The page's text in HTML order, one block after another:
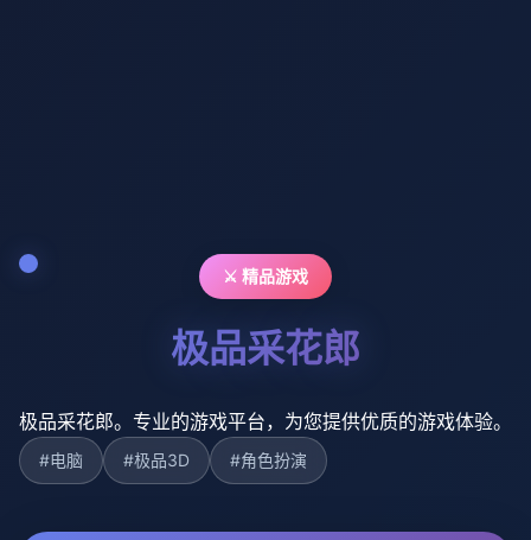
⚔️ 精品游戏
极品采花郎
极品采花郎。专业的游戏平台，为您提供优质的游戏体验。
#电脑 #极品3D #角色扮演